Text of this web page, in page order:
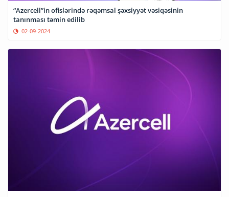
“Azercell”in ofislərində rəqəmsal şəxsiyyət vəsiqəsinin
tanınması təmin edilib
02-09-2024